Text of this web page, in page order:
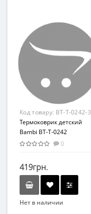
Развивающая игрушка
Возраст
Материал
Пластик
Код товару: BT-T-0242-3
Термоковрик детский
Bambi BT-T-0242
180х0,5х150 см
0
419грн.
Нет в наличии